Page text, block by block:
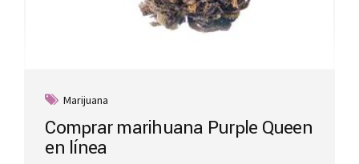
Marijuana
Comprar marihuana Purple Queen
en línea